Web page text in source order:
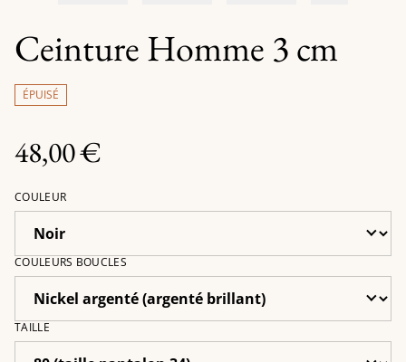
Ceinture Homme 3 cm
ÉPUISÉ
48,00 €
COULEUR
COULEURS BOUCLES
TAILLE